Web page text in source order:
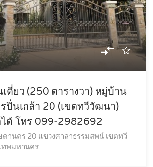
เดี่ยว (250 ตารางวา) หมู่บ้าน
ปิ่นเกล้า 20 (เขตทวีวัฒนา)
ด้ โทร 099-2982692
านคร 20 แขวงศาลาธรรมสพน์ เขตทวี
ทพมหานคร